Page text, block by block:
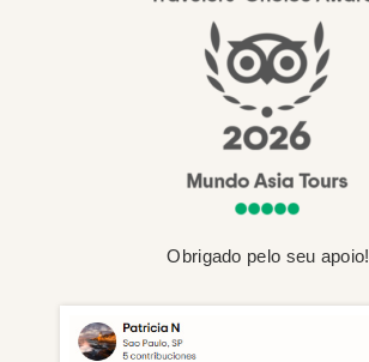
Obrigado pelo seu apoio!